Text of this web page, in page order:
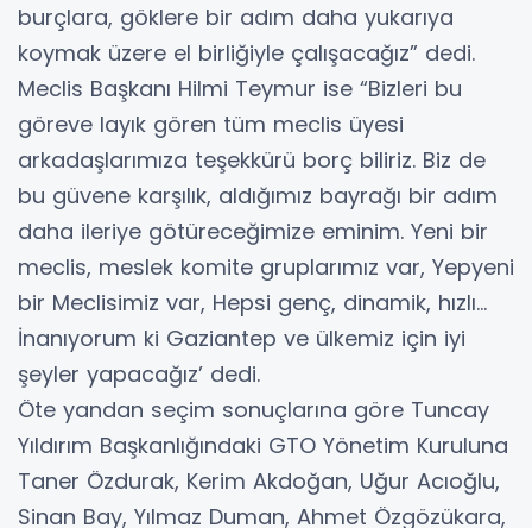
burçlara, göklere bir adım daha yukarıya
koymak üzere el birliğiyle çalışacağız” dedi.
Meclis Başkanı Hilmi Teymur ise “Bizleri bu
göreve layık gören tüm meclis üyesi
arkadaşlarımıza teşekkürü borç biliriz. Biz de
bu güvene karşılık, aldığımız bayrağı bir adım
daha ileriye götüreceğimize eminim. Yeni bir
meclis, meslek komite gruplarımız var, Yepyeni
bir Meclisimiz var, Hepsi genç, dinamik, hızlı…
İnanıyorum ki Gaziantep ve ülkemiz için iyi
şeyler yapacağız’ dedi.
Öte yandan seçim sonuçlarına göre Tuncay
Yıldırım Başkanlığındaki GTO Yönetim Kuruluna
Taner Özdurak, Kerim Akdoğan, Uğur Acıoğlu,
Sinan Bay, Yılmaz Duman, Ahmet Özgözükara,